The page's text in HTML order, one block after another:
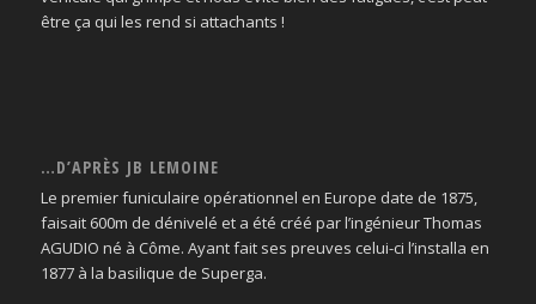
être ça qui les rend si attachants !
…D’APRÈS JB LEMOINE
Le premier funiculaire opérationnel en Europe date de 1875,
faisait 600m de dénivelé et a été créé par l’ingénieur Thomas
AGUDIO né à Côme. Ayant fait ses preuves celui-ci l’installa en
1877 à la basilique de Superga.